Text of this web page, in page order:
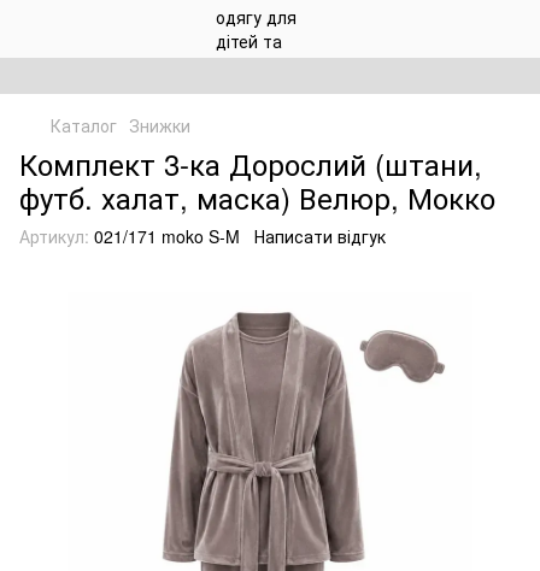
Каталог Знижки
Комплект 3-ка Дорослий (штани,
футб. халат, маска) Велюр, Мокко
Артикул: 021/171 moko S-M Написати відгук